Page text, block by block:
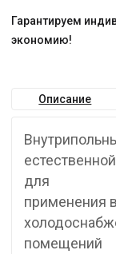
Гарантируем
экономию!
Описание
для
применения
помещений